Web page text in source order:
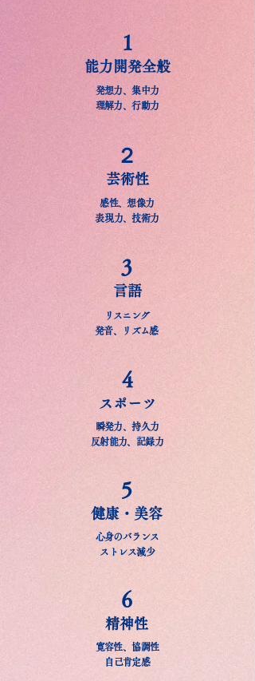
1
能力開発全般
発想力、集中力
理解力、行動力
２
芸術性
感性、想像力
​表現力、技術力
3
言語
リスニング
​発音、リズム感
4
スポーツ
瞬発力、持久力
反射能力、記録力
5
健康・美容
心身のバランス
​ストレス減少
6
精神性
寛容性、協調性
​自己肯定感